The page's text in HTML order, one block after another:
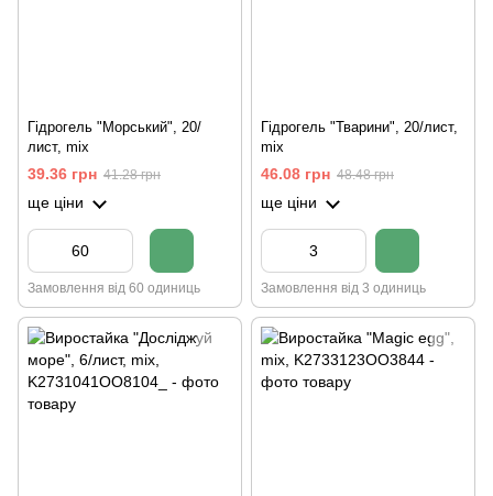
Гідрогель "Морський", 20/
лист, mix
39.36 грн 41.28 грн
ще ціни
Замовлення від 60 одиниць
Гідрогель "Тварини", 20/лист,
mix
46.08 грн 48.48 грн
ще ціни
Замовлення від 3 одиниць